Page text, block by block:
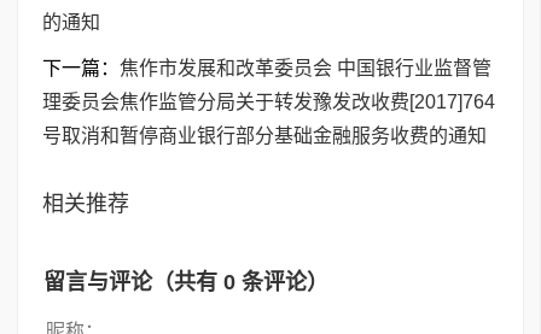
的通知
下一篇： 焦作市发展和改革委员会 中国银行业监督管
理委员会焦作监管分局关于转发豫发改收费[2017]764
号取消和暂停商业银行部分基础金融服务收费的通知
相关推荐
留言与评论（共有 0 条评论）